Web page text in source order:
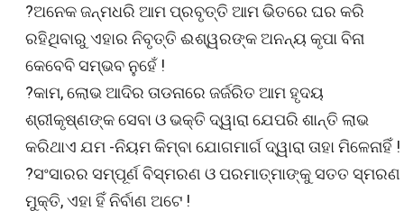
?ଅନେକ ଜନ୍ମଧରି ଆମ ପ୍ରବୃତ୍ତି ଆମ ଭିତରେ ଘର କରି
ରହିଥିବାରୁ ଏହାର ନିବୃତ୍ତି ଈଶ୍ୱରଙ୍କ ଅନନ୍ୟ କୃପା ବିନା
କେବେବି ସମ୍ଭବ ନୁହେଁ !
?କାମ, ଲୋଭ ଆଦିର ତାଡନାରେ ଜର୍ଜରିତ ଆମ ହୃଦୟ
ଶ୍ରୀକୃଷ୍ଣଙ୍କ ସେବା ଓ ଭକ୍ତି ଦ୍ୱାରା ଯେପରି ଶାନ୍ତି ଲାଭ
କରିଥାଏ ଯମ -ନିୟମ କିମ୍ବା ଯୋଗମାର୍ଗ ଦ୍ୱାରା ତାହା ମିଳେନାହିଁ !
?ସଂସାରର ସମ୍ପୂର୍ଣ ବିସ୍ମରଣ ଓ ପରମାତ୍ମାଙ୍କୁ ସତତ ସ୍ମରଣ
ମୁକ୍ତି, ଏହା ହିଁ ନିର୍ବାଣ ଅଟେ !